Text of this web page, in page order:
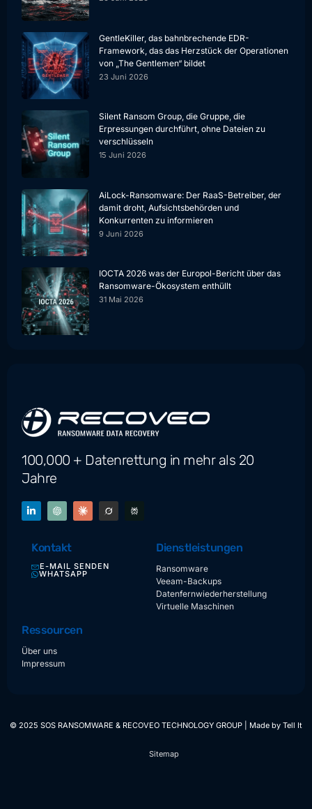
GentleKiller, das bahnbrechende EDR-
Framework, das das Herzstück der Operationen
von „The Gentlemen“ bildet
23 Juni 2026
Silent Ransom Group, die Gruppe, die
Erpressungen durchführt, ohne Dateien zu
verschlüsseln
15 Juni 2026
AiLock-Ransomware: Der RaaS-Betreiber, der
damit droht, Aufsichtsbehörden und
Konkurrenten zu informieren
9 Juni 2026
IOCTA 2026 was der Europol-Bericht über das
Ransomware-Ökosystem enthüllt
31 Mai 2026
100,000 + Datenrettung in mehr als 20
Jahre
Kontakt
E-MAIL SENDEN
WHATSAPP
Dienstleistungen
Ransomware
Veeam-Backups
Datenfernwiederherstellung
Virtuelle Maschinen
Ressourcen
Über uns
Impressum
© 2025 SOS RANSOMWARE & RECOVEO TECHNOLOGY GROUP | Made by Tell It
Sitemap